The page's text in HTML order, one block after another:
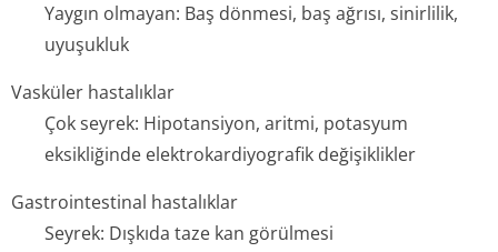
Yaygın olmayan: Baş dönmesi, baş ağrısı, sinirlilik,
uyuşukluk
Vasküler hastalıklar
Çok seyrek: Hipotansiyon, aritmi, potasyum
eksikliğinde elektrokardiy­ografik değişiklikler
Gastrointestinal hastalıklar
Seyrek: Dışkıda taze kan görülmesi